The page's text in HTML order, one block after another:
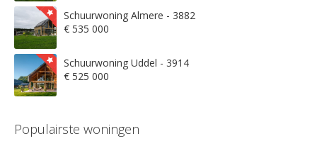
Schuurwoning Almere - 3882
€ 535 000
Schuurwoning Uddel - 3914
€ 525 000
Populairste woningen